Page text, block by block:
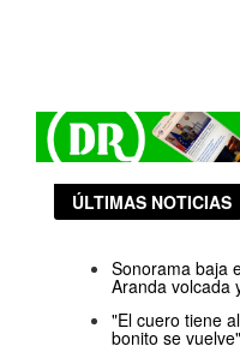
ÚLTIMAS NOTICIAS
Sonorama baja
Aranda volcada
"El cuero tiene
bonito se vuelve"